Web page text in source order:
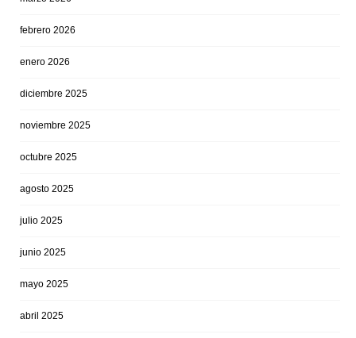
febrero 2026
enero 2026
diciembre 2025
noviembre 2025
octubre 2025
agosto 2025
julio 2025
junio 2025
mayo 2025
abril 2025